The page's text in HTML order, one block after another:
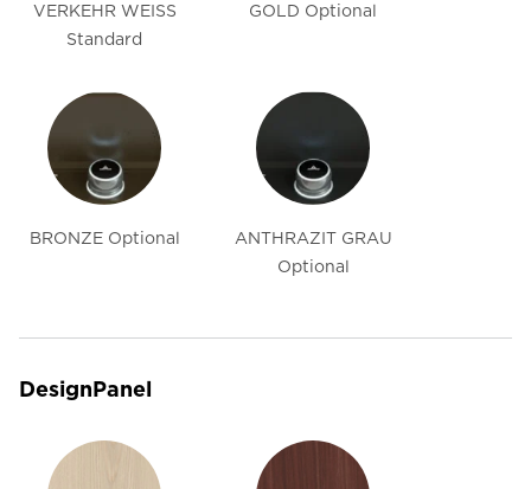
VERKEHR WEISS
Standard
GOLD Optional
BRONZE Optional
ANTHRAZIT GRAU
Optional
DesignPanel